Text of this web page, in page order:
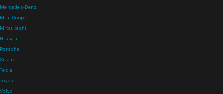
Mercedes-Benz
Mini Cooper
Mitsubishi
Nissan
Porsche
Suzuki
Tesla
Toyota
Volvo